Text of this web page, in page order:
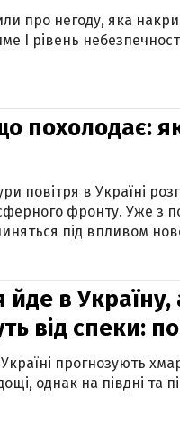
про негоду, яка
І рівень
похолодає:
повітря в Україні
фронту. Уже з
під впливом
в Україну,
від спеки:
прогнозують
однак на півдні та